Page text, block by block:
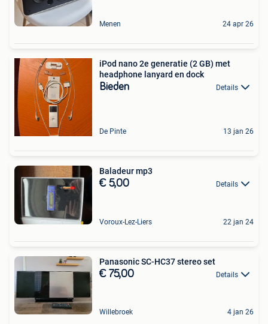
Menen 24 apr 26
iPod nano 2e generatie (2 GB) met
headphone lanyard en dock
Bieden Details
De Pinte 13 jan 26
Baladeur mp3
€ 5,00 Details
Voroux-Lez-Liers 22 jan 24
Panasonic SC-HC37 stereo set
€ 75,00 Details
Willebroek 4 jan 26